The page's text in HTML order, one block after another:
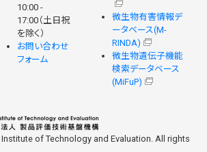
10:00 -
17:00（土日祝
を除く）
お問い合わせ
フォーム
微生物有害情報デ
ータベース(M-
RINDA)
微生物遺伝子機能
検索データベース
(MiFuP)
of Technology and Evaluation. All rights